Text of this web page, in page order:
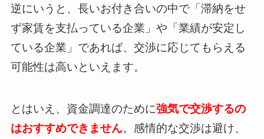
逆にいうと、長いお付き合いの中で「滞納をせ
ず家賃を支払っている企業」や「業績が安定し
ている企業」であれば、交渉に応じてもらえる
可能性は高いといえます。
とはいえ、資金調達のために強気で交渉するの
はおすすめできません。感情的な交渉は避け、